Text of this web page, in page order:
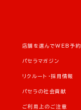
店舗を選んでWEB予約
パセラマガジン
リクルート・採用情報
パセラの社会貢献
ご利用上のご注意